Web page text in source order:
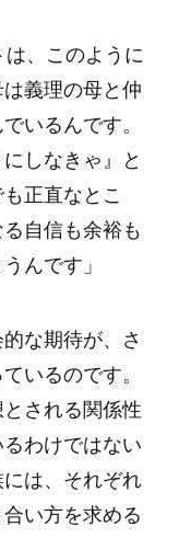
、このように
義理の母と仲
いるんです。
しなきゃ』と
正直なとこ
自信も余裕も
んです」
な期待が、さ
いるのです。
される関係性
わけではない
は、それぞれ
い方を求める